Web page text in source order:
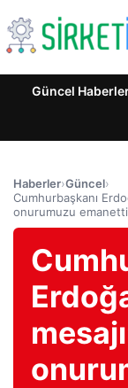
Güncel
Haberler›Güncel›
Cumhurbaşkanı
onurumuzu